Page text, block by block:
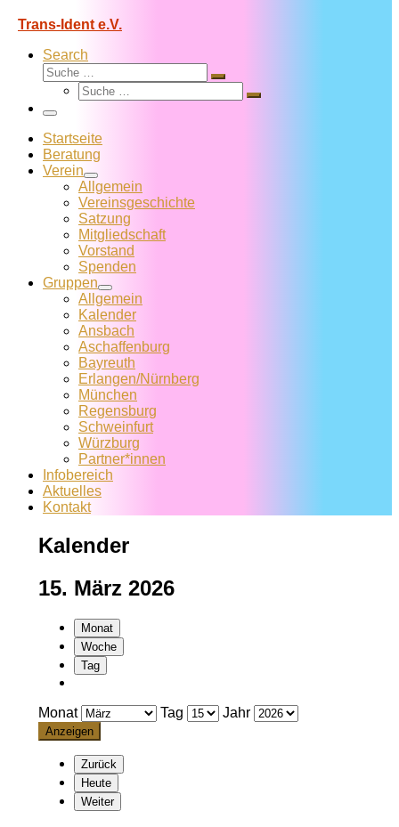
Trans-Ident e.V.
Search
Suche
Suche
Suche
Suche
Menü
Startseite
Beratung
Verein
Allgemein
Vereins­geschichte
Satzung
Mitglied­schaft
Vorstand
Spenden
Gruppen
Allgemein
Kalender
Ansbach
Aschaffenburg
Bayreuth
Erlangen/Nürnberg
München
Regensburg
Schweinfurt
Würzburg
Partner*innen
Infobereich
Aktuelles
Kontakt
Kalender
15. März 2026
Monat
Woche
Tag
Monat Tag Jahr
Zurück
Heute
Weiter